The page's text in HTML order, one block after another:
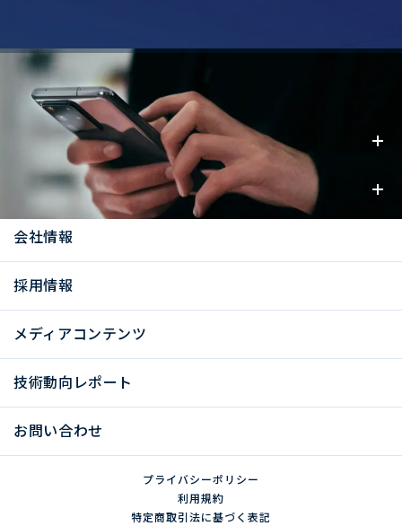
事業内容
お知らせ
会社情報
採用情報
メディアコンテンツ
技術動向レポート
お問い合わせ
プライバシーポリシー
利用規約
特定商取引法に基づく表記